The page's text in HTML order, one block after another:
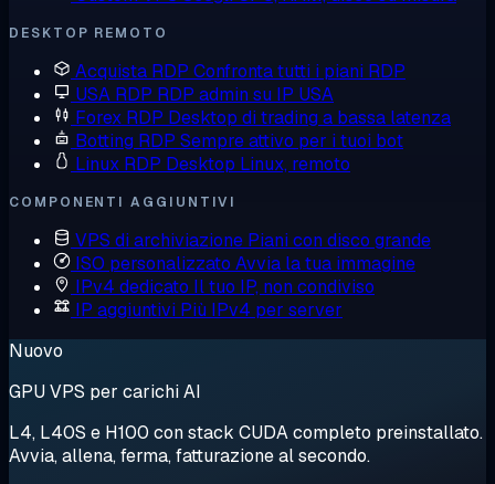
DESKTOP REMOTO
Acquista RDP Confronta tutti i piani RDP
USA RDP RDP admin su IP USA
Forex RDP Desktop di trading a bassa latenza
Botting RDP Sempre attivo per i tuoi bot
Linux RDP Desktop Linux, remoto
COMPONENTI AGGIUNTIVI
VPS di archiviazione Piani con disco grande
ISO personalizzato Avvia la tua immagine
IPv4 dedicato Il tuo IP, non condiviso
IP aggiuntivi Più IPv4 per server
Nuovo
GPU VPS per carichi AI
L4, L40S e H100 con stack CUDA completo preinstallato.
Avvia, allena, ferma, fatturazione al secondo.